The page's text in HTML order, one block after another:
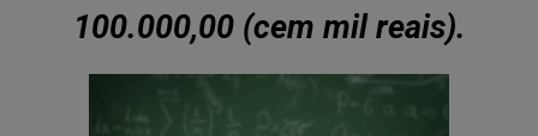
100.000,00 (cem mil reais).